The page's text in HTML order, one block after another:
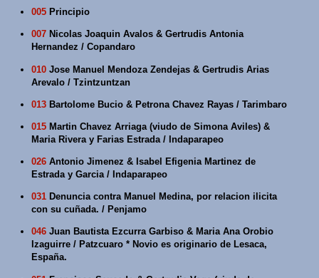
005 Principio
007 Nicolas Joaquin Avalos & Gertrudis Antonia
Hernandez / Copandaro
010 Jose Manuel Mendoza Zendejas & Gertrudis Arias
Arevalo / Tzintzuntzan
013 Bartolome Bucio & Petrona Chavez Rayas / Tarimbaro
015 Martin Chavez Arriaga (viudo de Simona Aviles) &
Maria Rivera y Farias Estrada / Indaparapeo
026 Antonio Jimenez & Isabel Efigenia Martinez de
Estrada y Garcia / Indaparapeo
031 Denuncia contra Manuel Medina, por relacion ilicita
con su cuñada. / Penjamo
046 Juan Bautista Ezcurra Garbiso & Maria Ana Orobio
Izaguirre / Patzcuaro * Novio es originario de Lesaca,
España.